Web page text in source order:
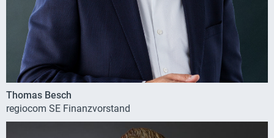
Thomas Besch
regiocom SE Finanzvorstand